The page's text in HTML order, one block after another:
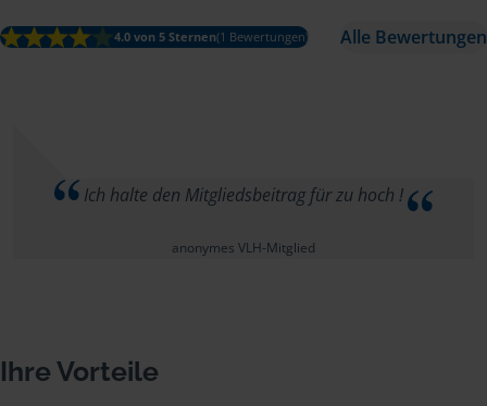
4.0 von 5 Sternen(1 Bewertungen) Alle Bewertungen
Ich halte den Mitgliedsbeitrag für zu hoch !
anonymes VLH-Mitglied
Ihre Vorteile